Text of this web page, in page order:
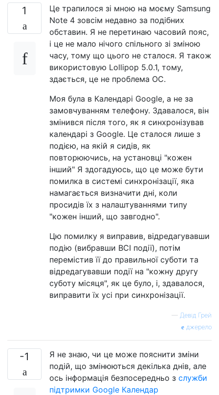
1
Це трапилося зі мною на моєму Samsung
Note 4 зовсім недавно за подібних
обставин. Я не перетинаю часовий пояс,
і це не мало нічого спільного зі зміною
часу, тому що цього не сталося. Я також
використовую Lollipop 5.0.1, тому,
здається, це не проблема ОС.
Моя була в Календарі Google, а не за
замовчуванням телефону. Здавалося, він
змінився після того, як я синхронізував
календарі з Google. Це сталося лише з
подією, на якій я сидів, як
повторюючись, на установці "кожен
інший" Я здогадуюсь, що це може бути
помилка в системі синхронізації, яка
намагається визначити дні, коли
просидів їх з налаштуваннями типу
"кожен інший, що завгодно".
Цю помилку я виправив, відредагувавши
подію (вибравши ВСІ події), потім
перемістив її до правильної суботи та
відредагувавши події на "кожну другу
суботу місяця", як це було, і, здавалося,
виправити їх усі при синхронізації.
— Девід Грей
джерело
-1
Я не знаю, чи це може пояснити зміни
подій, що змінюються декілька днів, але
ось інформація безпосередньо з служби
підтримки Google Календар